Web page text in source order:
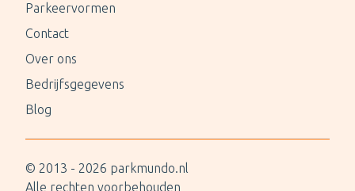
Parkeervormen
Contact
Over ons
Bedrijfsgegevens
Blog
© 2013 - 2026 parkmundo.nl
Alle rechten voorbehouden